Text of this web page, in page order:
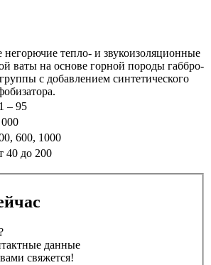
негорючие тепло- и звукоизоляционные
ваты на основе горной породы габбро-
с добавлением синтетического
– 95
600, 1000
40 до 200
данные
свяжется!